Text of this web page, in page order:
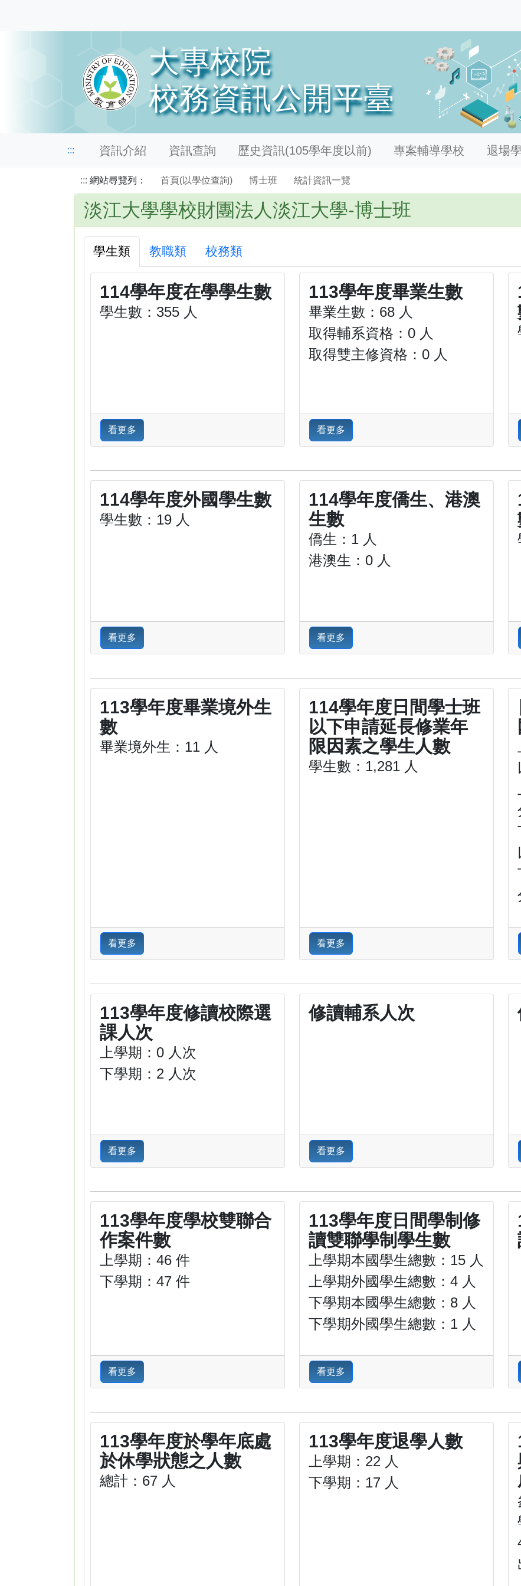
::: 資訊介紹 資訊查詢 歷史資訊(105學年度以前) 專案輔導學校 退場
::: 網站尋覽列： 首頁(以學位查詢) 博士班 統計資訊一覽
淡江大學學校財團法人淡江大學-博士班
學生類 教職類 校務類
114學年度在學學生數
學生數：355 人
看更多
113學年度畢業生數
畢業生數：68 人
取得輔系資格：0 人
取得雙主修資格：0 人
看更多
114學年度外國學生數
學生數：19 人
看更多
114學年度僑生、港澳
生數
僑生：1 人
港澳生：0 人
看更多
113學年度畢業境外生
數
畢業境外生：11 人
看更多
114學年度日間學士班
以下申請延長修業年
限因素之學生人數
學生數：1,281 人
看更多
113學年度修讀校際選
課人次
上學期：0 人次
下學期：2 人次
看更多
修讀輔系人次
看更多
113學年度學校雙聯合
作案件數
上學期：46 件
下學期：47 件
看更多
113學年度日間學制修
讀雙聯學制學生數
上學期本國學生總數：15 人
上學期外國學生總數：4 人
下學期本國學生總數：8 人
下學期外國學生總數：1 人
看更多
113學年度於學年底處
於休學狀態之人數
總計：67 人
113學年度退學人數
上學期：22 人
下學期：17 人